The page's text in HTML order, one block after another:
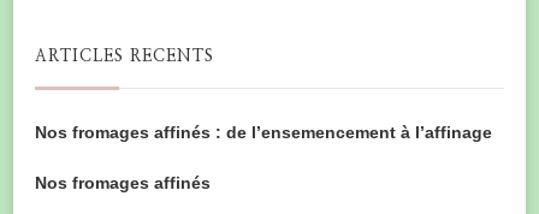
ARTICLES RECENTS
Nos fromages affinés : de l’ensemencement à l’affinage
Nos fromages affinés